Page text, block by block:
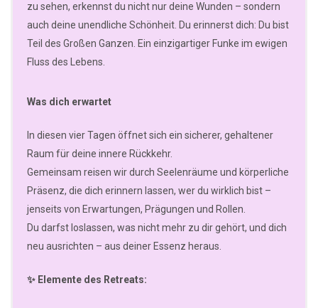
zu sehen, erkennst du nicht nur deine Wunden – sondern
auch deine unendliche Schönheit. Du erinnerst dich: Du bist
Teil des Großen Ganzen. Ein einzigartiger Funke im ewigen
Fluss des Lebens.
Was dich erwartet
In diesen vier Tagen öffnet sich ein sicherer, gehaltener
Raum für deine innere Rückkehr.
Gemeinsam reisen wir durch Seelenräume und körperliche
Präsenz, die dich erinnern lassen, wer du wirklich bist –
jenseits von Erwartungen, Prägungen und Rollen.
Du darfst loslassen, was nicht mehr zu dir gehört, und dich
neu ausrichten – aus deiner Essenz heraus.
✨ Elemente des Retreats: